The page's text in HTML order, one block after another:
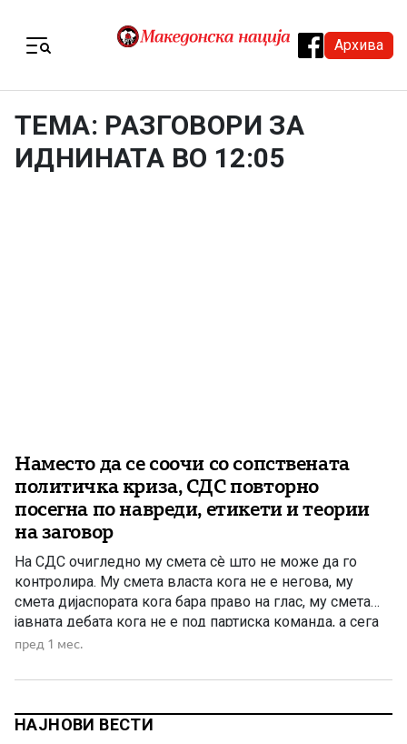
Архива
ТЕМА: РАЗГОВОРИ ЗА
ИДНИНАТА ВО 12:05
Наместо да се соочи со сопствената
политичка криза, СДС повторно
посегна по навреди, етикети и теории
на заговор
На СДС очигледно му смета сè што не може да го
контролира. Му смета власта кога не е негова, му
смета дијаспората кога бара право на глас, му смета
јавната дебата кога не е под партиска команда, а сега
му смета и секој обид за разговор за обединување и
[…]
пред 1 мес.
НАЈНОВИ ВЕСТИ